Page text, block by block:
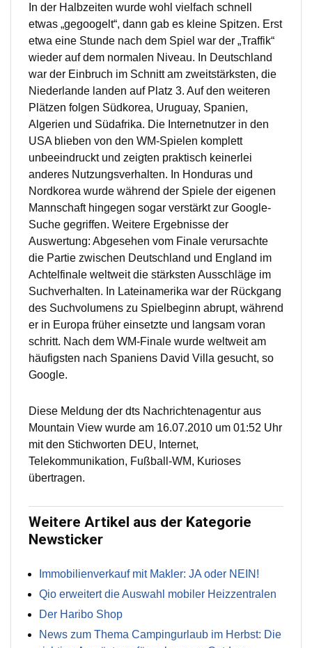
In der Halbzeiten wurde wohl vielfach schnell
etwas „gegoogelt“, dann gab es kleine Spitzen. Erst
etwa eine Stunde nach dem Spiel war der „Traffik“
wieder auf dem normalen Niveau. In Deutschland
war der Einbruch im Schnitt am zweitstärksten, die
Niederlande landen auf Platz 3. Auf den weiteren
Plätzen folgen Südkorea, Uruguay, Spanien,
Algerien und Südafrika. Die Internetnutzer in den
USA blieben von den WM-Spielen komplett
unbeeindruckt und zeigten praktisch keinerlei
anderes Nutzungsverhalten. In Honduras und
Nordkorea wurde während der Spiele der eigenen
Mannschaft hingegen sogar verstärkt zur Google-
Suche gegriffen. Weitere Ergebnisse der
Auswertung: Abgesehen vom Finale verursachte
die Partie zwischen Deutschland und England im
Achtelfinale weltweit die stärksten Ausschläge im
Suchverhalten. In Lateinamerika war der Rückgang
des Suchvolumens zu Spielbeginn abrupt, während
er in Europa früher einsetzte und langsam voran
schritt. Nach dem WM-Finale wurde weltweit am
häufigsten nach Spaniens David Villa gesucht, so
Google.
Diese Meldung der dts Nachrichtenagentur aus
Mountain View wurde am 16.07.2010 um 01:52 Uhr
mit den Stichworten DEU, Internet,
Telekommunikation, Fußball-WM, Kurioses
übertragen.
Weitere Artikel aus der Kategorie
Newsticker
Immobilienverkauf mit Makler: JA oder NEIN!
Qio erweitert die Auswahl mobiler Heizzentralen
Der Haribo Shop
News zum Thema Campingurlaub im Herbst: Die